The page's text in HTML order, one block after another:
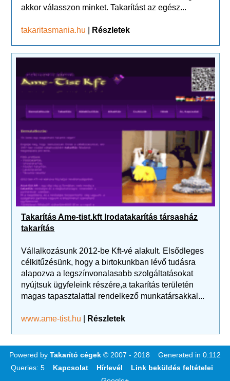
akkor válasszon minket. Takarítást az egész...
takaritasmania.hu Részletek
Takarítás Ame-tist.kft Irodatakarítás társasház
takarítás
Vállalkozásunk 2012-be Kft-vé alakult. Elsődleges
célkitűzésünk, hogy a birtokunkban lévő tudásra
alapozva a legszínvonalasabb szolgáltatásokat
nyújtsuk ügyfeleink részére,a takarítás területén
magas tapasztalattal rendelkező munkatársakkal...
www.ame-tist.hu Részletek
Powered by Takarító cégek © 2007 - 2018 Generated in 0.112
Queries: 5 Kapcsolat Hírlevél
Link beküldés feltételei